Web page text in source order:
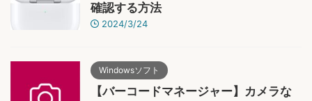
確認する方法
2024/3/24
Windowsソフト
【バーコードマネージャー】カメラな